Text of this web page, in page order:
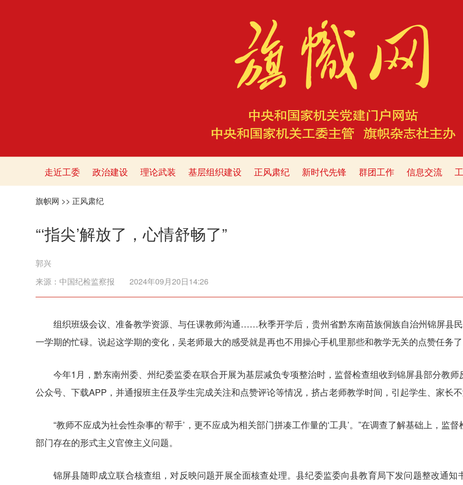
走近工委 政治建设 理论武装 基层组织建设 正风肃纪 新时代先锋 群团工作 信息交流
旗帜网 >> 正风肃纪
“‘指尖’解放了，心情舒畅了”
郭兴
来源： 中国纪检监察报 2024年09月20日14:26
组织班级会议、准备教学资源、与任课教师沟通……秋季开学后，贵州省黔东南苗族侗族自治州锦屏县
一学期的忙碌。说起这学期的变化，吴老师最大的感受就是再也不用操心手机里那些和教学无关的点赞任务了
今年1月，黔东南州委、州纪委监委在联合开展为基层减负专项整治时，监督检查组收到锦屏县部分教
公众号、下载APP，并通报班主任及学生完成关注和点赞评论等情况，挤占老师教学时间，引起学生、家长不
“教师不应成为社会性杂事的‘帮手’，更不应成为相关部门拼凑工作量的‘工具’。”在调查了解基础上，监
部门存在的形式主义官僚主义问题。
锦屏县随即成立联合核查组，对反映问题开展全面核查处理。县纪委监委向县教育局下发问题整改通知